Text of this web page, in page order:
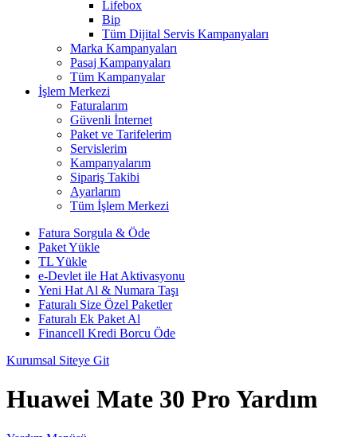
Lifebox
Bip
Tüm Dijital Servis Kampanyaları
Marka Kampanyaları
Pasaj Kampanyaları
Tüm Kampanyalar
İşlem Merkezi
Faturalarım
Güvenli İnternet
Paket ve Tarifelerim
Servislerim
Kampanyalarım
Sipariş Takibi
Ayarlarım
Tüm İşlem Merkezi
Fatura Sorgula & Öde
Paket Yükle
TL Yükle
e-Devlet ile Hat Aktivasyonu
Yeni Hat Al & Numara Taşı
Faturalı Size Özel Paketler
Faturalı Ek Paket Al
Financell Kredi Borcu Öde
Kurumsal Siteye Git
Huawei Mate 30 Pro Yardım